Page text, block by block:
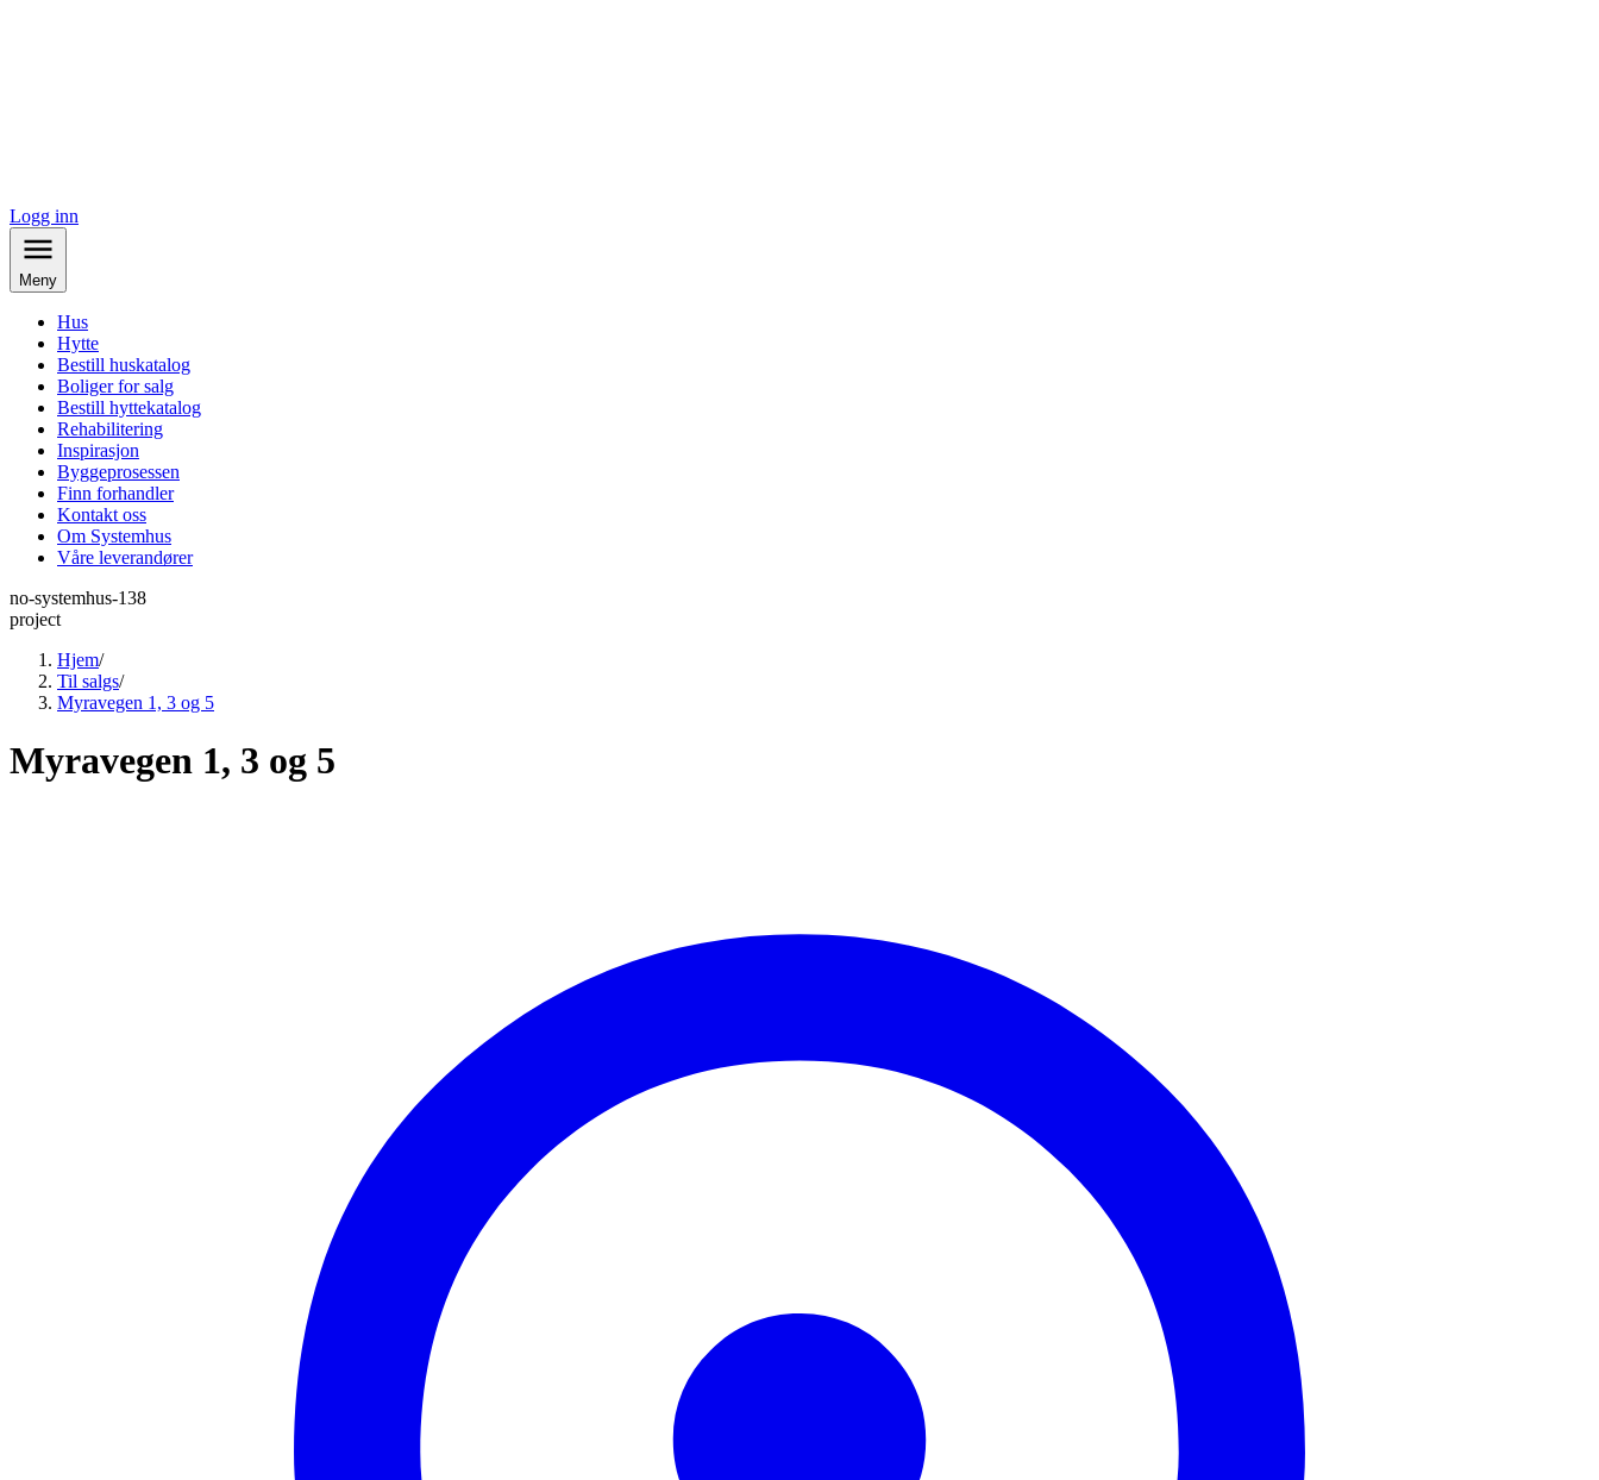
Logg inn
Meny
Hus
Hytte
Bestill huskatalog
Boliger for salg
Bestill hyttekatalog
Rehabilitering
Inspirasjon
Byggeprosessen
Finn forhandler
Kontakt oss
Om Systemhus
Våre leverandører
no-systemhus-138
project
Hjem/
Til salgs/
Myravegen 1, 3 og 5
Myravegen 1, 3 og 5